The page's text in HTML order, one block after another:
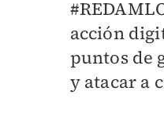
acción
puntos de
y atacar a